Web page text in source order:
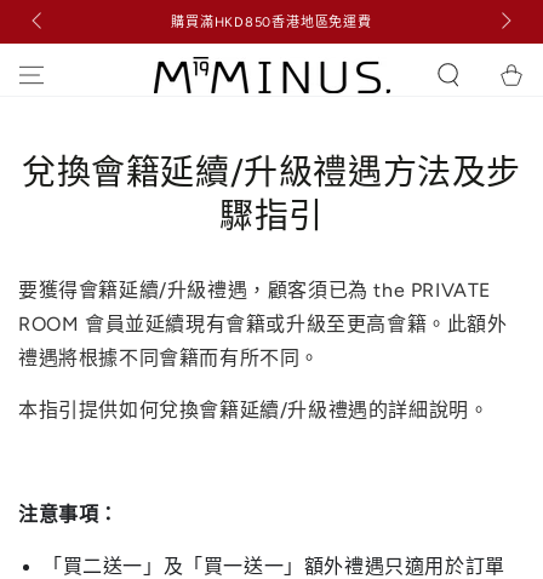
凡購買 the PROLOGUE 系列任意 2 件或以
5G PROLOGUE 迷你裝 2 件 (
香港地區免運費
購
物
兌換會籍延續/升級禮遇方法及步
驟指引
要獲得會籍延續/升級禮遇，顧客須已為 the PRIVATE
ROOM 會員並延續現有會籍或升級至更高會籍。此額外
禮遇將根據不同會籍而有所不同。
本指引提供如何兌換會籍延續/升級禮遇的詳細說明。
注意事項：
「買二送一」及「買一送一」額外禮遇只適用於訂單